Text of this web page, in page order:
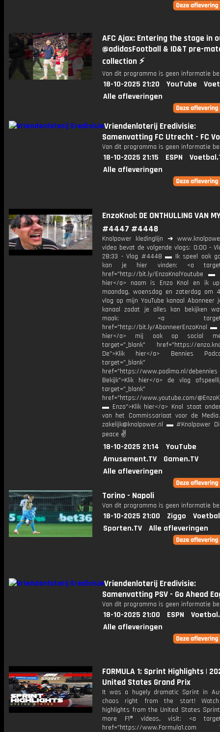
AFC Ajax: Entering the stage in
@adidasFootball & ID&T pre-
collection ⚡️
Van dit programma is geen informatie
18-10-2025 21:20 YouTube
Alle afleveringen
Vriendenloterij Eredivisie:
Samenvatting FC Utrecht - FC
Van dit programma is geen informatie
18-10-2025 21:15 ESPN
Alle afleveringen
EnzoKnol: DE ONTHULLING VAN
#4447 #4448
Knolpower kledinglijn ➜
video bevat de volgende vlogs: 0:00 -
28:33 - Vlog #4448 ▬ Ik speel ook
kan je hier vinden: <a
href="http://bit.ly/EnzoKnolYoutube ▬
hier</a> naam is Enzo Knol en ik
maandag, woensdag en zaterdag om
vlog op mijn YouTube kanaal Abonneer
kanaal zodat je alles kan bekijken
maak: <a
href="http://bit.ly/AbonneerEnzoKnol ▬
hier</a> mij ook op social
target="_blank" href="https://
De">Klik hier</a> Bennies
target="_blank"
href="https://www.podimo.nl/debennies
Bekijk">Klik hier</a> de vlog
target="_blank"
href="https://www.youtube.com/
▬ Enzo">Klik hier</a> Knol staat
van het Commissariaat voor de
zakelijk@knolpower.nl ▬ #Knolpower
peace ✌
18-10-2025 21:14
YouTube
Amusement.TV
Gamen.TV
Alle afleveringen
Torino - Napoli
Van dit programma is geen informatie
18-10-2025 21:00 Ziggo
Sporten.TV
Alle afleveringen
Vriendenloterij Eredivisie:
Samenvatting PSV - Go Ahead
Van dit programma is geen informatie
18-10-2025 21:00 ESPN
Alle afleveringen
FORMULA 1: Sprint Highlights |
United States Grand Prix
It was a hugely dramatic Sprint in
chaos right from the start!
highlights from the United States
more F1® videos, visit: <a
href="https://www.Formula1.com